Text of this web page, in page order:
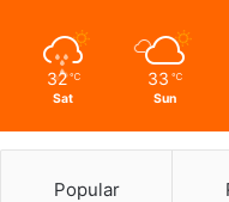
32 ℃
Sat
33 ℃
Sun
Popular